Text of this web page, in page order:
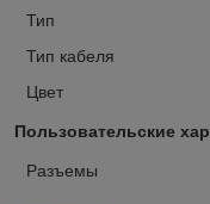
Тип
Тип кабеля
Цвет
Пользовательские
Разъемы